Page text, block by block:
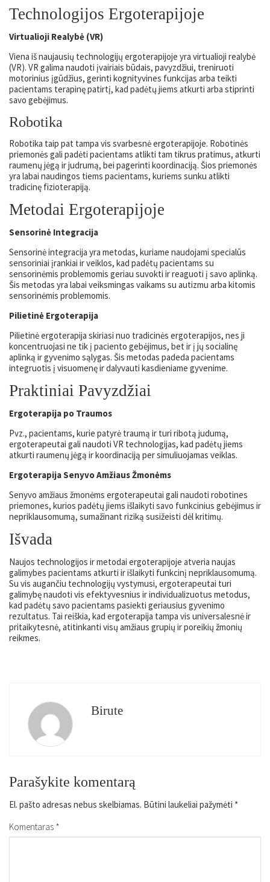
Technologijos Ergoterapijoje
Virtualioji Realybė (VR)
Viena iš naujausių technologijų ergoterapijoje yra virtualioji realybė
(VR). VR galima naudoti įvairiais būdais, pavyzdžiui, treniruoti
motorinius įgūdžius, gerinti kognityvines funkcijas arba teikti
pacientams terapinę patirtį, kad padėtų jiems atkurti arba stiprinti
savo gebėjimus.
Robotika
Robotika taip pat tampa vis svarbesnė ergoterapijoje. Robotinės
priemonės gali padėti pacientams atlikti tam tikrus pratimus, atkurti
raumenų jėgą ir judrumą, bei pagerinti koordinaciją. Šios priemonės
yra labai naudingos tiems pacientams, kuriems sunku atlikti
tradicinę fizioterapiją.
Metodai Ergoterapijoje
Sensorinė Integracija
Sensorinė integracija yra metodas, kuriame naudojami specialūs
sensoriniai įrankiai ir veiklos, kad padėtų pacientams su
sensorinėmis problemomis geriau suvokti ir reaguoti į savo aplinką.
Šis metodas yra labai veiksmingas vaikams su autizmu arba kitomis
sensorinėmis problemomis.
Pilietinė Ergoterapija
Pilietinė ergoterapija skiriasi nuo tradicinės ergoterapijos, nes ji
koncentruojasi ne tik į paciento gebėjimus, bet ir į jų socialinę
aplinką ir gyvenimo sąlygas. Šis metodas padeda pacientams
integruotis į visuomenę ir dalyvauti kasdieniame gyvenime.
Praktiniai Pavyzdžiai
Ergoterapija po Traumos
Pvz., pacientams, kurie patyrė traumą ir turi ribotą judumą,
ergoterapeutai gali naudoti VR technologijas, kad padėtų jiems
atkurti raumenų jėgą ir koordinaciją per simuliuojamas veiklas.
Ergoterapija Senyvo Amžiaus Žmonėms
Senyvo amžiaus žmonėms ergoterapeutai gali naudoti robotines
priemones, kurios padėtų jiems išlaikyti savo funkcinius gebėjimus ir
nepriklausomumą, sumažinant riziką susižeisti dėl kritimų.
Išvada
Naujos technologijos ir metodai ergoterapijoje atveria naujas
galimybes pacientams atkurti ir išlaikyti funkcinį nepriklausomumą.
Su vis augančiu technologijų vystymusi, ergoterapeutai turi
galimybę naudoti vis efektyvesnius ir individualizuotus metodus,
kad padėtų savo pacientams pasiekti geriausius gyvenimo
rezultatus. Tai reiškia, kad ergoterapija tampa vis universalesnė ir
pritaikytesnė, atitinkanti visų amžiaus grupių ir poreikių žmonių
reikmes.
Birute
Parašykite komentarą
El. pašto adresas nebus skelbiamas. Būtini laukeliai pažymėti *
Komentaras *